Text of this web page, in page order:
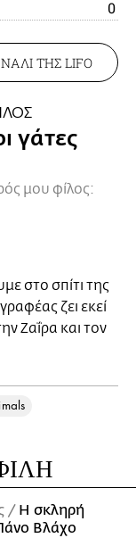
0
ΤΗΣ LIFO
γάτες
μου φίλος:
στο σπίτι της
ζει εκεί
Ζαΐρα και τον
H σκληρή
Βλάχο